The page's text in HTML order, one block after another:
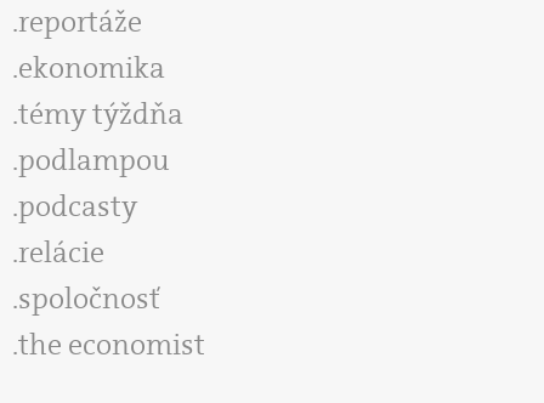
reportáže
ekonomika
témy týždňa
podlampou
podcasty
relácie
spoločnosť
the economist